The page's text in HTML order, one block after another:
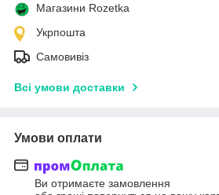
Магазини Rozetka
Укрпошта
Самовивіз
Всі умови доставки
Умови оплати
Ви отримаєте замовлення